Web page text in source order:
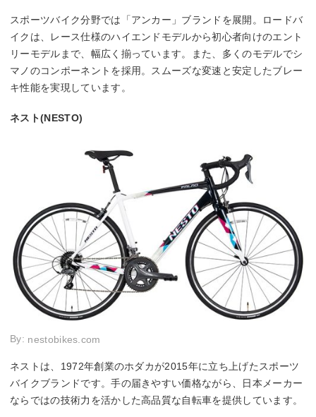
スポーツバイク分野では「アンカー」ブランドを展開。ロードバ
イクは、レース仕様のハイエンドモデルから初心者向けのエント
リーモデルまで、幅広く揃っています。また、多くのモデルでシ
マノのコンポーネントを採用。スムーズな変速と安定したブレー
キ性能を実現しています。
ネスト(NESTO)
By: nestobikes.com
ネストは、1972年創業のホダカが2015年に立ち上げたスポーツ
バイクブランドです。手の届きやすい価格ながら、日本メーカー
ならではの技術力を活かした高品質な自転車を提供しています。